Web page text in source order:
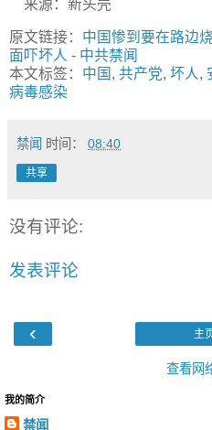
来源：新头壳
原文链接： 中国惨到要在路边
面吓坏人 - 中共禁闻
本文标签： 中国 , 共产党, 坏人,
病毒感染
禁闻 时间： 08:40
共享
没有评论:
发表评论
‹ 主
查看网
我的简介
禁闻